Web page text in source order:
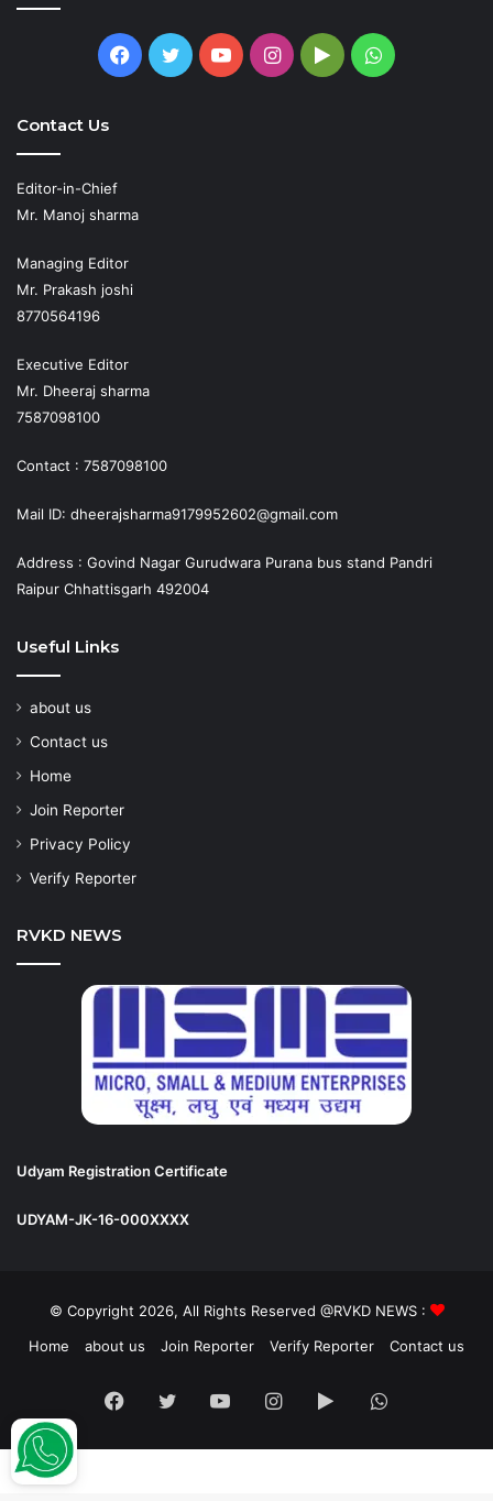
Facebook
TwitterYouTubeInstagram
GoogleWhatsApp
Contact Us
Editor-in-Chief
Mr. Manoj sharma
Managing Editor
Mr. Prakash joshi
8770564196
Executive Editor
Mr. Dheeraj sharma
7587098100
Contact : 7587098100
Mail ID: dheerajsharma9179952602@gmail.com
Address : Govind Nagar Gurudwara Purana bus stand Pandri
Raipur Chhattisgarh 492004
Useful Links
about us
Contact us
Home
Join Reporter
Privacy Policy
Verify Reporter
RVKD NEWS
Udyam Registration Certificate
UDYAM-JK-16-000XXXX
© Copyright 2026, All Rights Reserved @RVKD NEWS :
Home
about us Join Reporter Verify Reporter Contact us
Facebook
TwitterYouTubeInstagram
Google
Play
WhatsApp